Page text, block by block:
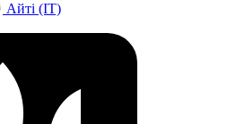
Айті (IT)